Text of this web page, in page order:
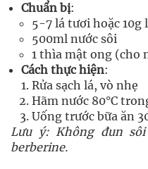
Chuẩn bị:
5-7 lá tươi hoặc 10g
500ml nước sôi
1 thìa mật ong (cho
Cách thực hiện:
Rửa sạch lá, vò nhẹ
Hãm nước 80°C
Uống trước bữa ăn
Lưu ý: Không đun
berberine.